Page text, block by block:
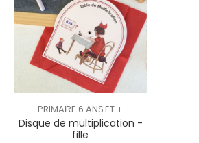
PRIMAIRE 6 ANS ET +
Disque de multiplication -
fille